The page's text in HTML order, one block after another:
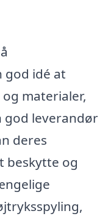
god idé at
materialer,
god leverandør
deres
beskytte og